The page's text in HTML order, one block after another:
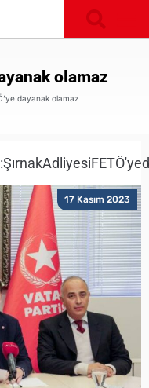
olamaz
dayanak olamaz
17 Kasım 2023